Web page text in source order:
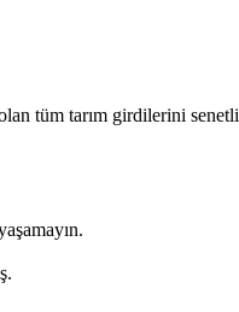
tüm tarım girdilerini